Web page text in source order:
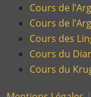
Cours de
Cours de
Cours des
Cours du
Cours du